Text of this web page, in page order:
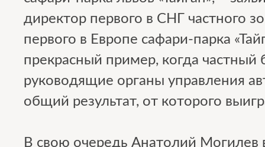
директор первого в СНГ частного
первого в Европе сафари-парка
прекрасный пример, когда частный
руководящие органы управления
общий результат, от которого
В свою очередь Анатолий Могилев